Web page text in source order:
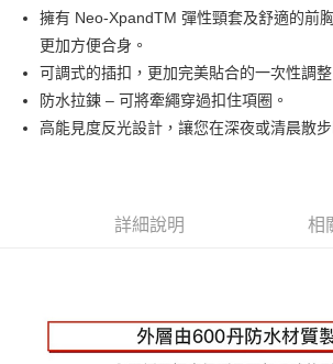
運送方式
全家取貨付款
每筆NT$60，滿NT$899(含以上)免運費
海外配送
擁有 Neo-XpandTM 彈性頸套及舒適的前
更加方便合身。
可調式的插扣，更加完美貼合的一次性調整
防水拉鍊 – 可將牽繩穿過扣住項圈。
高能見度反光設計，讓您在深夜或清晨散步
詳細說明 相